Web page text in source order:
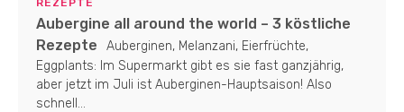
Aubergine all around the world – 3 köstliche
Rezepte
Auberginen, Melanzani, Eierfrüchte,
Eggplants: Im Supermarkt gibt es sie fast ganzjährig,
aber jetzt im Juli ist Auberginen-Hauptsaison! Also
schnell...